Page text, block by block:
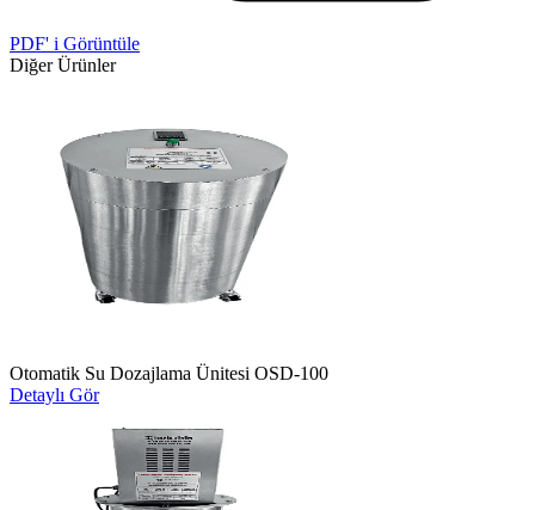
PDF' i Görüntüle
Diğer Ürünler
Otomatik Su Dozajlama Ünitesi OSD-100
Detaylı Gör